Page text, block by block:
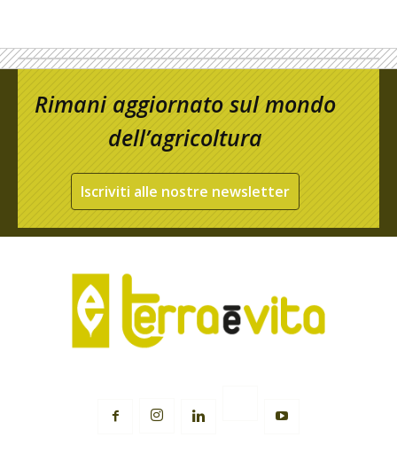
Rimani aggiornato sul mondo
dell’agricoltura
Iscriviti alle nostre newsletter